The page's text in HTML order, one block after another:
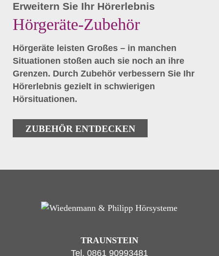
Erweitern Sie Ihr Hörerlebnis
Hörgeräte-Zubehör
Hörgeräte leisten Großes – in manchen
Situationen stoßen auch sie noch an ihre
Grenzen. Durch Zubehör verbessern Sie Ihr
Hörerlebnis gezielt in schwierigen
Hörsituationen.
ZUBEHÖR ENTDECKEN
TRAUNSTEIN
Tel. 0861 90993481